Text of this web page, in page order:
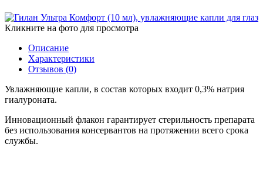
Кликните на фото для просмотра
Описание
Характеристики
Отзывов (0)
Увлажняющие капли, в состав которых входит 0,3% натрия
гиалуроната.
Инновационный флакон гарантирует стерильность препарата
без использования консервантов на протяжении всего срока
службы.